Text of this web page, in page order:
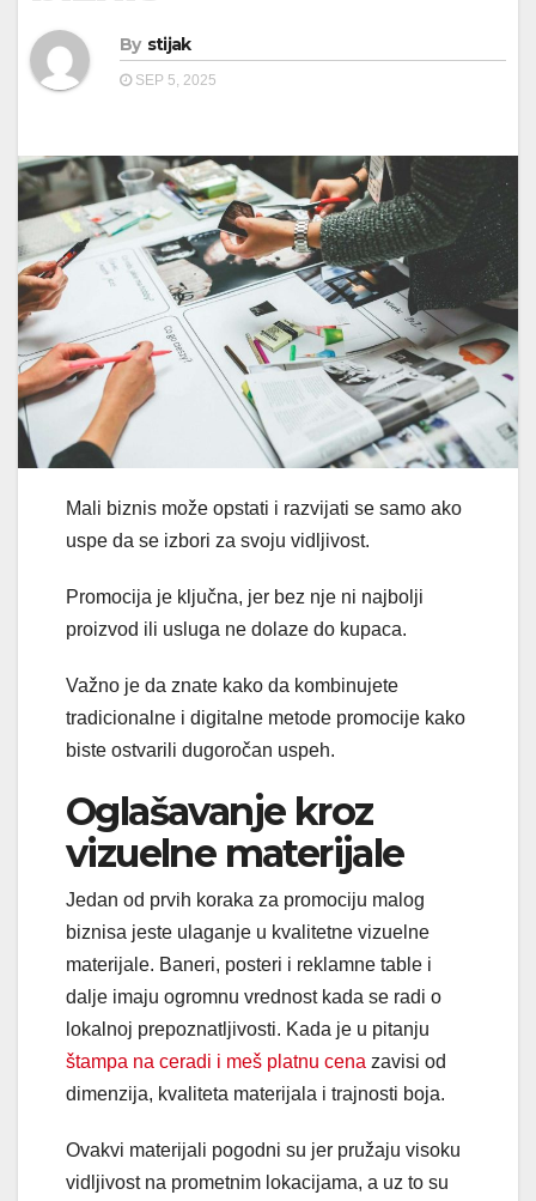
By stijak
SEP 5, 2025
Mali biznis može opstati i razvijati se samo ako
uspe da se izbori za svoju vidljivost.
Promocija je ključna, jer bez nje ni najbolji
proizvod ili usluga ne dolaze do kupaca.
Važno je da znate kako da kombinujete
tradicionalne i digitalne metode promocije kako
biste ostvarili dugoročan uspeh.
Oglašavanje kroz
vizuelne materijale
Jedan od prvih koraka za promociju malog
biznisa jeste ulaganje u kvalitetne vizuelne
materijale. Baneri, posteri i reklamne table i
dalje imaju ogromnu vrednost kada se radi o
lokalnoj prepoznatljivosti. Kada je u pitanju
štampa na ceradi i meš platnu cena zavisi od
dimenzija, kvaliteta materijala i trajnosti boja.
Ovakvi materijali pogodni su jer pružaju visoku
vidljivost na prometnim lokacijama, a uz to su